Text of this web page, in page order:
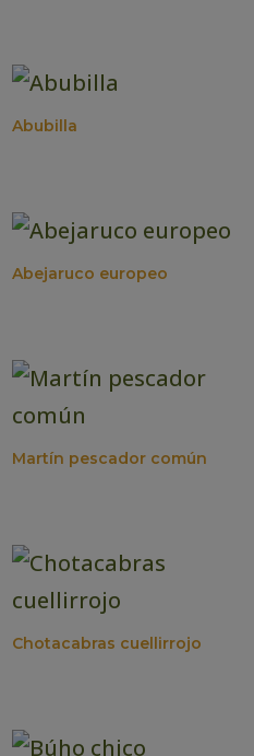
Abubilla
Abejaruco europeo
Martín pescador común
Chotacabras cuellirrojo